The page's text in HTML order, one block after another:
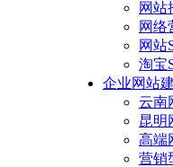
网站
网络
网站
淘宝
企业网站
云南
昆明
高端
营销